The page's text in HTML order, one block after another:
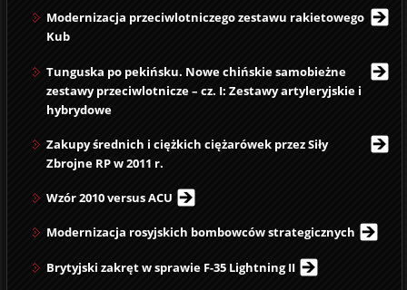
Modernizacja przeciwlotniczego zestawu rakietowego
Kub
Tunguska po pekińsku. Nowe chińskie samobieżne
zestawy przeciwlotnicze – cz. I: Zestawy artyleryjskie i
hybrydowe
Zakupy średnich i ciężkich ciężarówek przez Siły
Zbrojne RP w 2011 r.
Wzór 2010 versus ACU
Modernizacja rosyjskich bombowców strategicznych
Brytyjski zakręt w sprawie F-35 Lightning II